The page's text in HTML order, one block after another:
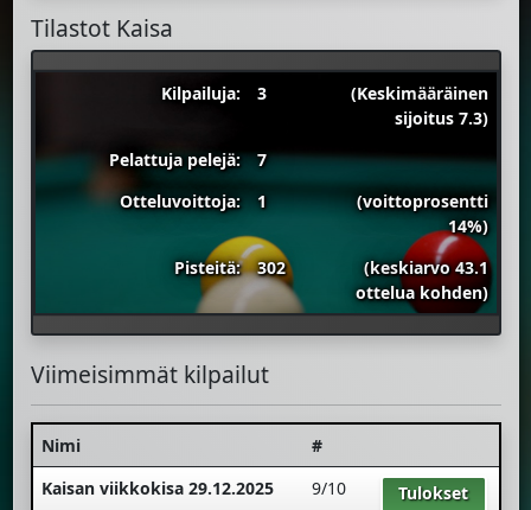
Tilastot Kaisa
Kilpailuja: 3
(Keskimääräinen
sijoitus 7.3)
Pelattuja pelejä:
7
Otteluvoittoja:
1
(voittoprosentti
14%)
Pisteitä:
302
(keskiarvo 43.1
ottelua kohden)
Viimeisimmät kilpailut
Nimi
#
Kaisan viikkokisa 29.12.2025
9/10 Tulokset